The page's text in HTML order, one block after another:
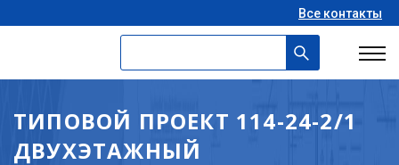
Все контакты
ТИПОВОЙ ПРОЕКТ 114-24-2/1
ДВУХЭТАЖНЫЙ